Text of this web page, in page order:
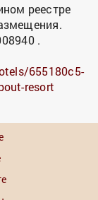
реестре
.
655180c5-
resort